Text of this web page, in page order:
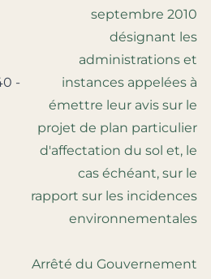
-
septembre 2010
désignant les
administrations et
instances appelées à
émettre leur avis sur le
projet de plan particulier
d'affectation du sol et, le
cas échéant, sur le
rapport sur les incidences
environnementales
Arrêté du Gouvernement